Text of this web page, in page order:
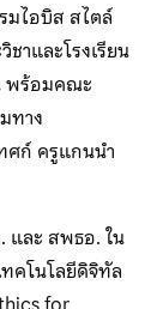
มไอบิส สไตล์
าและโรงเรียน
พร้อมคณะ
ทาง
ศก์ ครูแกนนำ
และ สพธอ. ใน
คโนโลยีดิจิทัล